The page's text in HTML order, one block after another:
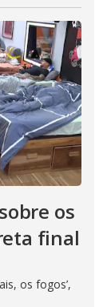
os
final
os fogos’,